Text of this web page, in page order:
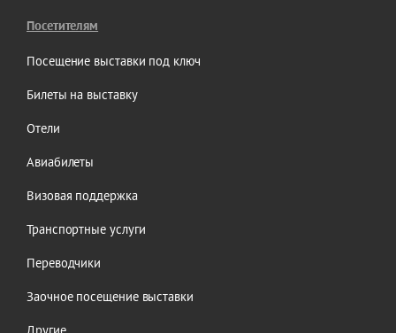
Посетителям
Посещение выставки под ключ
Билеты на выставку
Отели
Авиабилеты
Визовая поддержка
Транспортные услуги
Переводчики
Заочное посещение выставки